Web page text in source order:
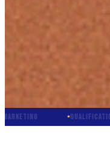
QUALIFICATION IA